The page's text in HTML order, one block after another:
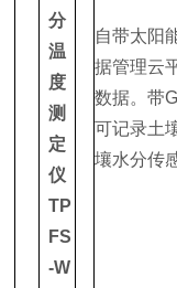
分
温
度
测
定
仪
TP
FS
-W
自带太阳
据管理云
数据。带
可记录土
壤水分传